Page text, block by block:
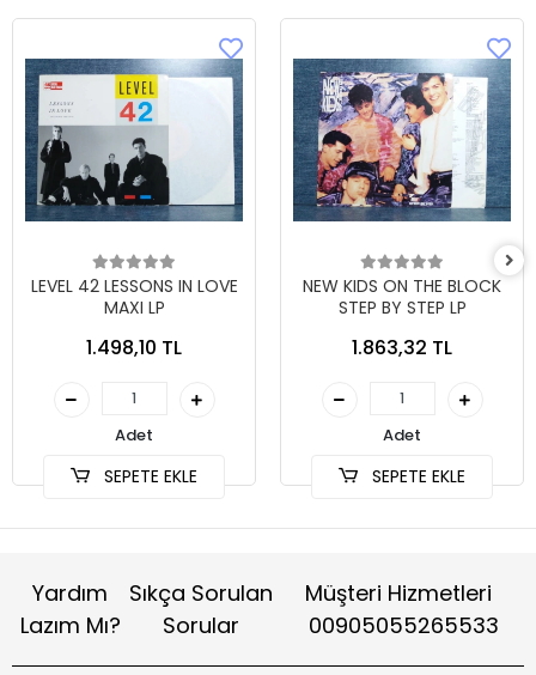
LEVEL 42 LESSONS IN LOVE
MAXI LP
1.498,10 TL
Adet
SEPETE EKLE
NEW KIDS ON THE BLOCK
STEP BY STEP LP
1.863,32 TL
Adet
SEPETE EKLE
Yardım
Lazım Mı?
Sıkça Sorulan
Sorular
Müşteri Hizmetleri
00905055265533